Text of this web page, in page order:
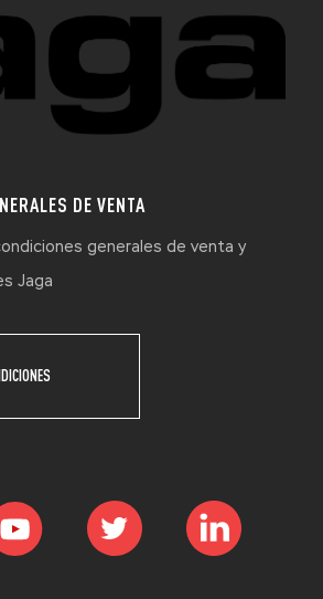
DE VENTA
generales de venta y
Jaga